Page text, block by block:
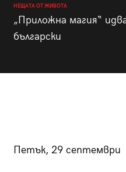
НЕЩАТА ОТ ЖИВОТА
„Приложна магия“
български
Петък, 29 септември